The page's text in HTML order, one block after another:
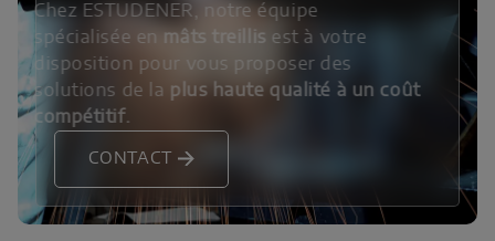
Chez ESTUDENER, notre équipe
spécialisée en mâts treillis est à votre
disposition pour vous proposer des
solutions de la plus haute qualité à un coût
compétitif.
CONTACT